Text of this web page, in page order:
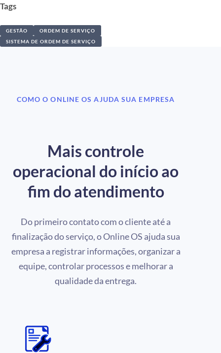
Tags
GESTÃO
ORDEM DE SERVIÇO
SISTEMA DE ORDEM DE SERVIÇO
COMO O ONLINE OS AJUDA SUA EMPRESA
Mais controle
operacional do início ao
fim do atendimento
Do primeiro contato com o cliente até a
finalização do serviço, o Online OS ajuda sua
empresa a registrar informações, organizar a
equipe, controlar processos e melhorar a
qualidade da entrega.